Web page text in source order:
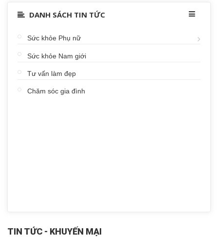
DANH SÁCH TIN TỨC
Sức khỏe Phụ nữ
Sức khỏe Nam giới
Tư vấn làm đẹp
Chăm sóc gia đình
TIN TỨC - KHUYẾN MẠI